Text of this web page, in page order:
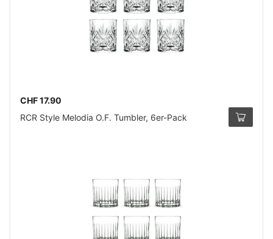
CHF 17.90
RCR Style Melodia O.F. Tumbler, 6er-Pack